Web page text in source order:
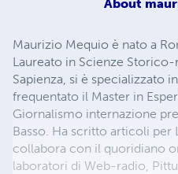
About
Maurizio Mequio è nato a
Laureato in Scienze
Sapienza, si è specializzato
frequentato il Master in
Giornalismo internazione
Basso. Ha scritto articoli per
collabora con il quoridiano
laboratori di Web-radio,